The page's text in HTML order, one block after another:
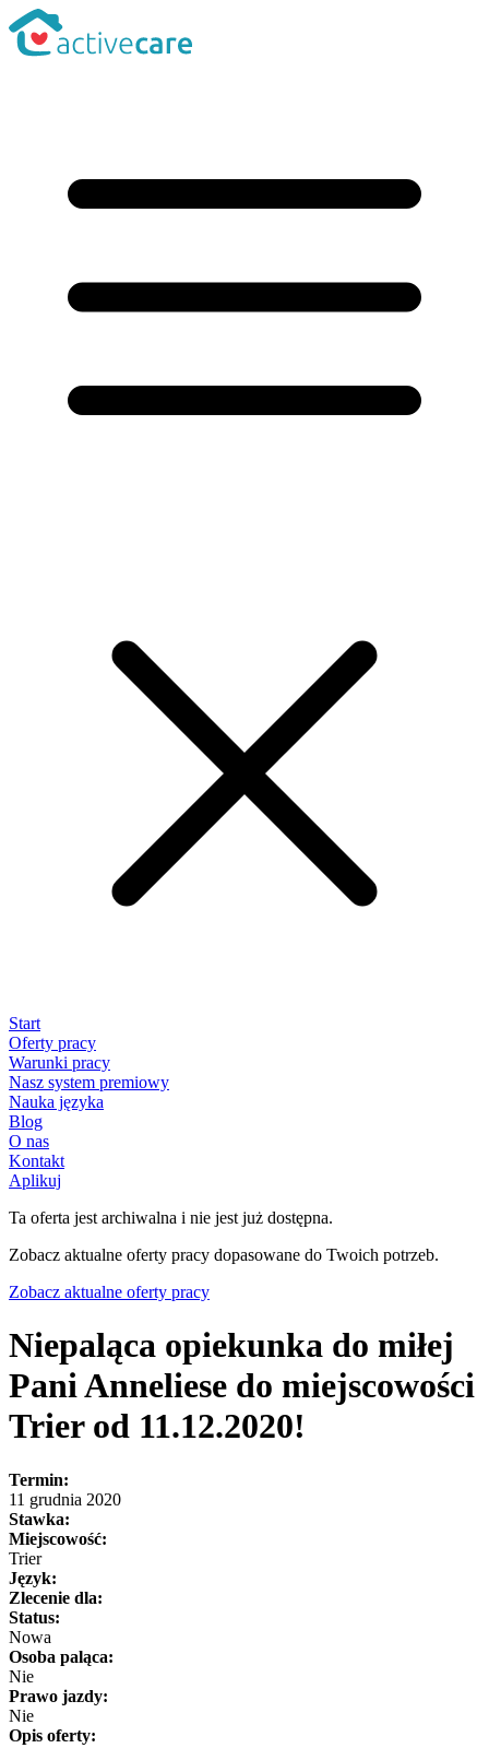
Start
Oferty pracy
Warunki pracy
Nasz system premiowy
Nauka języka
Blog
O nas
Kontakt
Aplikuj
Ta oferta jest archiwalna i nie jest już dostępna.
Zobacz aktualne oferty pracy dopasowane do Twoich potrzeb.
Zobacz aktualne oferty pracy
Niepaląca opiekunka do miłej
Pani Anneliese do miejscowości
Trier od 11.12.2020!
Termin:
11 grudnia 2020
Stawka:
Miejscowość:
Trier
Język:
Zlecenie dla:
Status:
Nowa
Osoba paląca:
Nie
Prawo jazdy:
Nie
Opis oferty: